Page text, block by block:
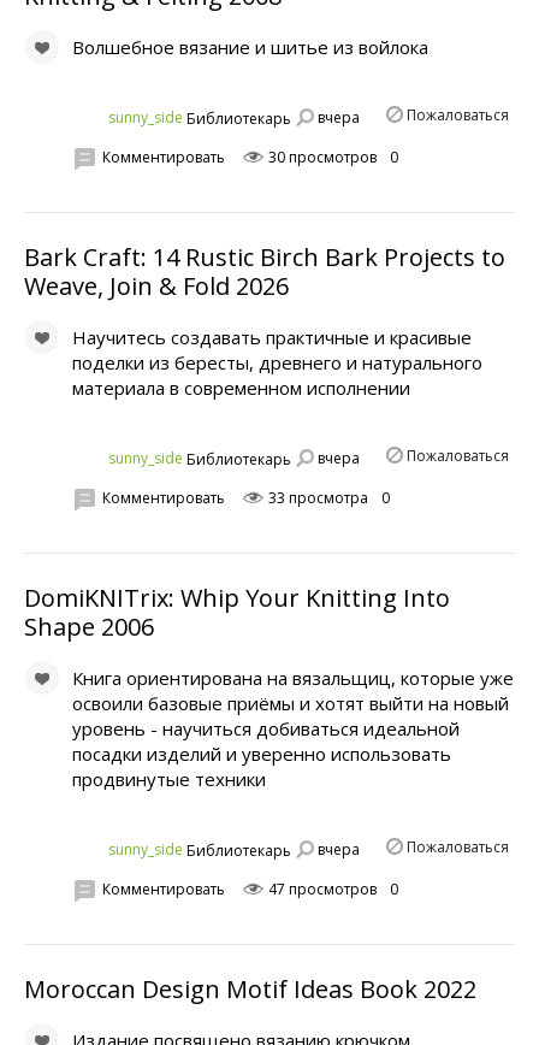
Волшебное вязание и шитье из войлока
sunny_side Библиотекарь вчера Пожаловаться
Комментировать 30 просмотров 0
Bark Craft: 14 Rustic Birch Bark Projects to
Weave, Join & Fold 2026
Научитесь создавать практичные и красивые
поделки из бересты, древнего и натурального
материала в современном исполнении
sunny_side Библиотекарь вчера Пожаловаться
Комментировать 33 просмотра 0
DomiKNITrix: Whip Your Knitting Into
Shape 2006
Книга ориентирована на вязальщиц, которые уже
освоили базовые приёмы и хотят выйти на новый
уровень - научиться добиваться идеальной
посадки изделий и уверенно использовать
продвинутые техники
sunny_side Библиотекарь вчера Пожаловаться
Комментировать 47 просмотров 0
Moroccan Design Motif Ideas Book 2022